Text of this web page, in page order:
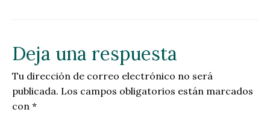
Deja una respuesta
Tu dirección de correo electrónico no será
publicada. Los campos obligatorios están marcados
con *